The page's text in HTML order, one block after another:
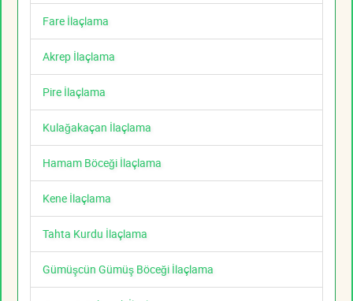
Fare İlaçlama
Akrep İlaçlama
Pire İlaçlama
Kulağakaçan İlaçlama
Hamam Böceği İlaçlama
Kene İlaçlama
Tahta Kurdu İlaçlama
Gümüşcün Gümüş Böceği İlaçlama